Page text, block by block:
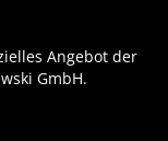
Angebot der
GmbH.